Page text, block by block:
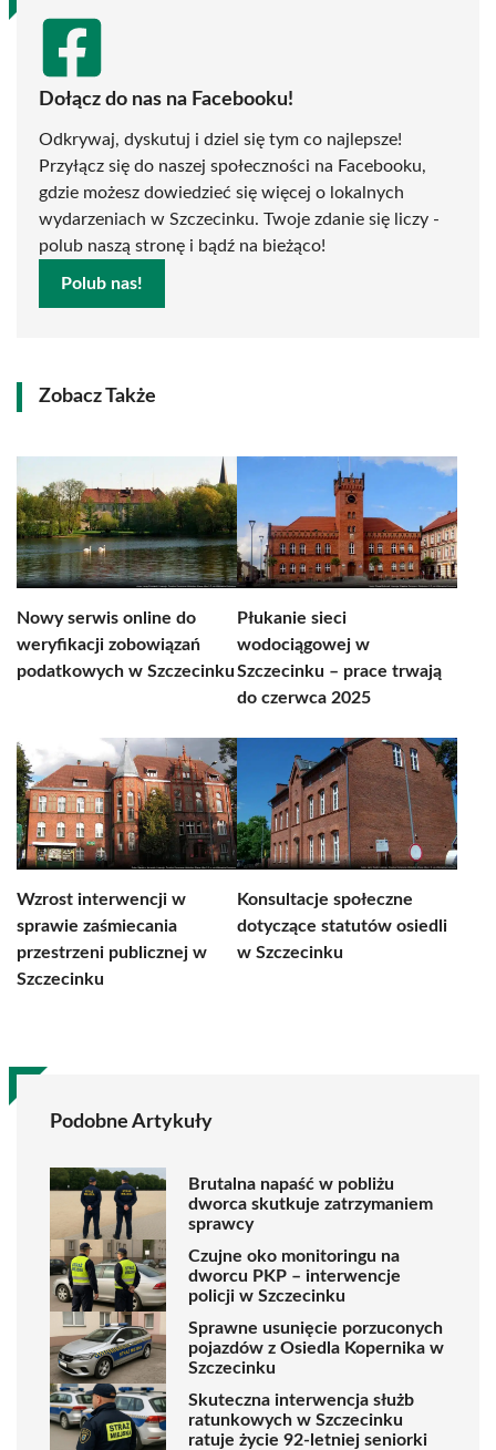
Dołącz do nas na Facebooku!
Odkrywaj, dyskutuj i dziel się tym co najlepsze!
Przyłącz się do naszej społeczności na Facebooku,
gdzie możesz dowiedzieć się więcej o lokalnych
wydarzeniach w Szczecinku. Twoje zdanie się liczy -
polub naszą stronę i bądź na bieżąco!
Polub nas!
Zobacz Także
Nowy serwis online do
weryfikacji zobowiązań
podatkowych w Szczecinku
Płukanie sieci
wodociągowej w
Szczecinku – prace trwają
do czerwca 2025
Wzrost interwencji w
sprawie zaśmiecania
przestrzeni publicznej w
Szczecinku
Konsultacje społeczne
dotyczące statutów osiedli
w Szczecinku
Podobne Artykuły
Brutalna napaść w pobliżu
dworca skutkuje zatrzymaniem
sprawcy
Czujne oko monitoringu na
dworcu PKP – interwencje
policji w Szczecinku
Sprawne usunięcie porzuconych
pojazdów z Osiedla Kopernika w
Szczecinku
Skuteczna interwencja służb
ratunkowych w Szczecinku
ratuje życie 92-letniej seniorki